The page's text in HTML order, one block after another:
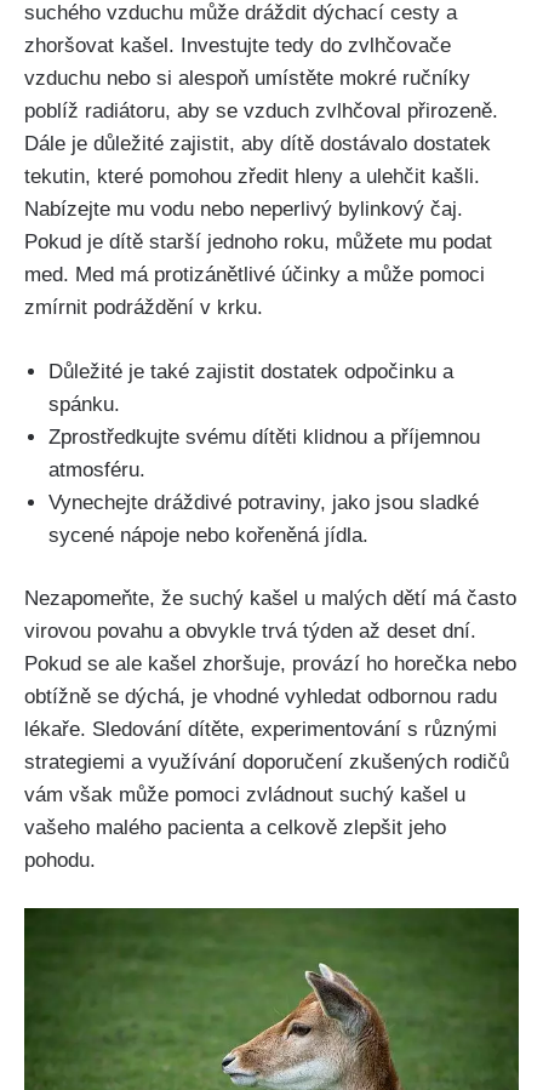
⁣suchého⁢ vzduchu⁣ může dráždit dýchací cesty a
zhoršovat kašel. Investujte tedy do zvlhčovače
vzduchu nebo si ⁢alespoň ⁣umístěte ​mokré ručníky
poblíž radiátoru,⁣ aby ‍se⁤ vzduch zvlhčoval přirozeně.
Dále je důležité zajistit, aby dítě dostávalo dostatek
tekutin, které pomohou zředit ⁢hleny a⁤ ulehčit ​kašli.
Nabízejte⁣ mu vodu ⁢nebo neperlivý bylinkový čaj.
Pokud je dítě starší jednoho roku, můžete mu⁤ podat
‍med. Med má protizánětlivé účinky a může pomoci
zmírnit⁤ podráždění v krku.
Důležité​ je také zajistit dostatek odpočinku a
spánku.
Zprostředkujte⁣ svému dítěti klidnou a ⁣příjemnou
atmosféru.
Vynechejte dráždivé potraviny, jako jsou sladké
sycené nápoje nebo kořeněná jídla.
Nezapomeňte, že‍ suchý kašel u malých dětí⁤ má často​
virovou ​povahu a obvykle trvá týden až deset dní.
Pokud​ se ale kašel zhoršuje, provází ho horečka nebo
obtížně ‍se dýchá, je vhodné vyhledat odbornou ‌radu
lékaře. Sledování dítěte, experimentování s různými
strategiemi a využívání doporučení ⁣zkušených rodičů
vám však ‌může⁤ pomoci zvládnout suchý kašel u​
vašeho malého pacienta a​ celkově zlepšit jeho
pohodu.